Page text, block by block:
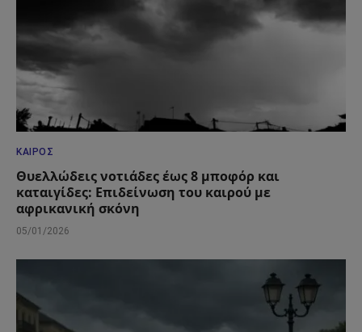
ΚΑΙΡΌΣ
Θυελλώδεις νοτιάδες έως 8 μποφόρ και
καταιγίδες: Επιδείνωση του καιρού με
αφρικανική σκόνη
05/01/2026